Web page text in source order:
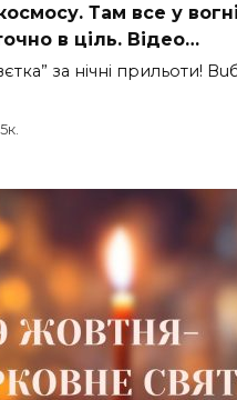
Там вcе у
в ціль. Відео…
за нiчнi прильоти!